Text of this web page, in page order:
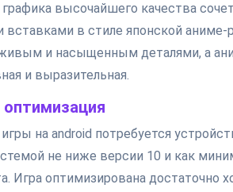
графика высочайшего качества
в стиле японской аниме-
и насыщенным деталями, а
и выразительная.
оптимизация
на android потребуется
не ниже версии 10 и как
Игра оптимизирована достаточно